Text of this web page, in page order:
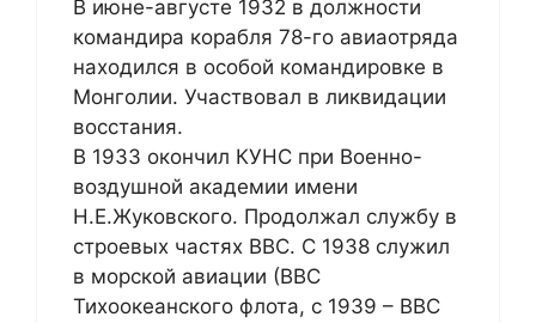
В июне-августе 1932 в должности
командира корабля 78-го авиаотряда
находился в особой командировке в
Монголии. Участвовал в ликвидации
восстания.
В 1933 окончил КУНС при Военно-
воздушной академии имени
Н.Е.Жуковского. Продолжал службу в
строевых частях ВВС. С 1938 служил
в морской авиации (ВВС
Тихоокеанского флота, с 1939 – ВВС